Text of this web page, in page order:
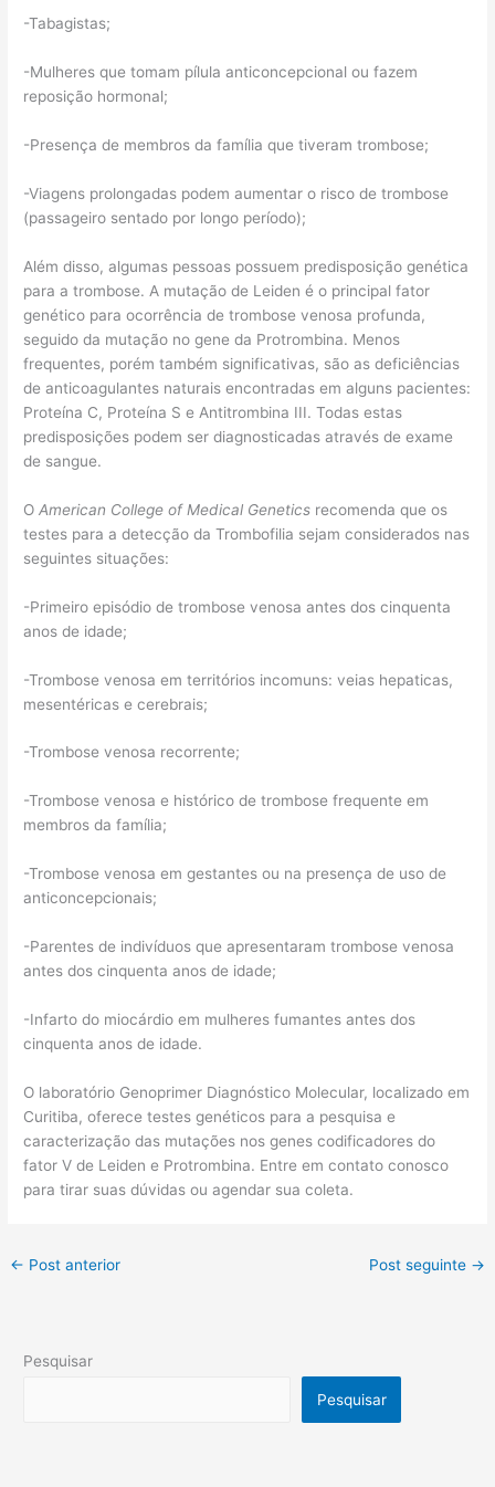
-Tabagistas;
-Mulheres que tomam pílula anticoncepcional ou fazem
reposição hormonal;
-Presença de membros da família que tiveram trombose;
-Viagens prolongadas podem aumentar o risco de trombose
(passageiro sentado por longo período);
Além disso, algumas pessoas possuem predisposição genética
para a trombose. A mutação de Leiden é o principal fator
genético para ocorrência de trombose venosa profunda,
seguido da mutação no gene da Protrombina. Menos
frequentes, porém também significativas, são as deficiências
de anticoagulantes naturais encontradas em alguns pacientes:
Proteína C, Proteína S e Antitrombina III. Todas estas
predisposições podem ser diagnosticadas através de exame
de sangue.
OAmerican College of Medical Genetics recomenda que os
testes para a detecção da Trombofilia sejam considerados nas
seguintes situações:
-Primeiro episódio de trombose venosa antes dos cinquenta
anos de idade;
-Trombose venosa em territórios incomuns: veias hepaticas,
mesentéricas e cerebrais;
-Trombose venosa recorrente;
-Trombose venosa e histórico de trombose frequente em
membros da família;
-Trombose venosa em gestantes ou na presença de uso de
anticoncepcionais;
-Parentes de indivíduos que apresentaram trombose venosa
antes dos cinquenta anos de idade;
-Infarto do miocárdio em mulheres fumantes antes dos
cinquenta anos de idade.
O laboratório Genoprimer Diagnóstico Molecular, localizado em
Curitiba, oferece testes genéticos para a pesquisa e
caracterização das mutações nos genes codificadores do
fator V de Leiden e Protrombina. Entre em contato conosco
para tirar suas dúvidas ou agendar sua coleta.
← Post anterior Post seguinte →
Pesquisar
Pesquisar